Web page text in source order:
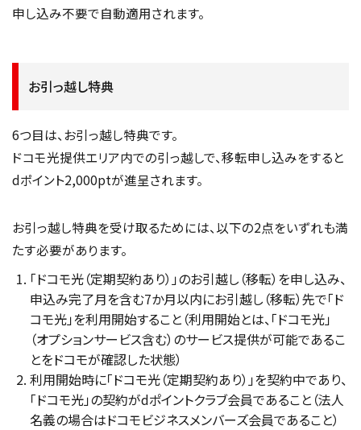
申し込み不要で自動適用されます。
お引っ越し特典
6つ目は、お引っ越し特典です。
ドコモ光提供エリア内での引っ越しで、移転申し込みをすると
dポイント2,000ptが進呈されます。
お引っ越し特典を受け取るためには、以下の2点をいずれも満
たす必要があります。
「ドコモ光（定期契約あり）」のお引越し（移転）を申し込み、
申込み完了月を含む7か月以内にお引越し（移転）先で「ド
コモ光」を利用開始すること（利用開始とは、「ドコモ光」
（オプションサービス含む）のサービス提供が可能であるこ
とをドコモが確認した状態）
利用開始時に「ドコモ光（定期契約あり）」を契約中であり、
「ドコモ光」の契約がdポイントクラブ会員であること（法人
名義の場合はドコモビジネスメンバーズ会員であること）